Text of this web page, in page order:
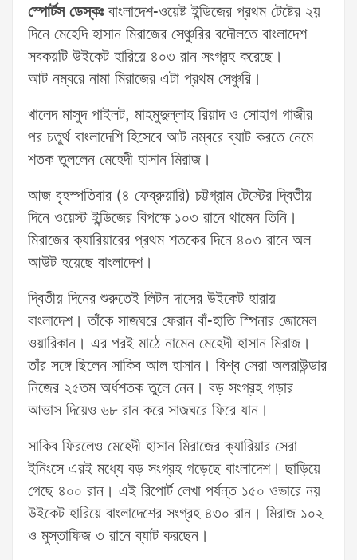
স্পোর্টস ডেস্কঃবাংলাদেশ-ওয়েষ্ট ইন্ডিজের প্রথম টেষ্টের ২য়
দিনে মেহেদি হাসান মিরাজের সেঞ্চুরির বদৌলতে বাংলাদেশ
সবকয়টি উইকেট হারিয়ে ৪০৩ রান সংগ্রহ করেছে।
আট নম্বরে নামা মিরাজের এটা প্রথম সেঞ্চুরি।
খালেদ মাসুদ পাইলট, মাহমুদুল্লাহ রিয়াদ ও সোহাগ গাজীর
পর চতুর্থ বাংলাদেশি হিসেবে আট নম্বরে ব্যাট করতে নেমে
শতক তুললেন মেহেদী হাসান মিরাজ।
আজ বৃহস্পতিবার (৪ ফেব্রুয়ারি) চট্টগ্রাম টেস্টের দ্বিতীয়
দিনে ওয়েস্ট ইন্ডিজের বিপক্ষে ১০৩ রানে থামেন তিনি।
মিরাজের ক্যারিয়ারের প্রথম শতকের দিনে ৪০৩ রানে অল
আউট হয়েছে বাংলাদেশ।
দ্বিতীয় দিনের শুরুতেই লিটন দাসের উইকেট হারায়
বাংলাদেশ। তাঁকে সাজঘরে ফেরান বাঁ-হাতি স্পিনার জোমেল
ওয়ারিকান। এর পরই মাঠে নামেন মেহেদী হাসান মিরাজ।
তাঁর সঙ্গে ছিলেন সাকিব আল হাসান। বিশ্ব সেরা অলরাউন্ডার
নিজের ২৫তম অর্ধশতক তুলে নেন। বড় সংগ্রহ গড়ার
আভাস দিয়েও ৬৮ রান করে সাজঘরে ফিরে যান।
সাকিব ফিরলেও মেহেদী হাসান মিরাজের ক্যারিয়ার সেরা
ইনিংসে এরই মধ্যে বড় সংগ্রহ গড়েছে বাংলাদেশ। ছাড়িয়ে
গেছে ৪০০ রান। এই রিপোর্ট লেখা পর্যন্ত ১৫০ ওভারে নয়
উইকেট হারিয়ে বাংলাদেশের সংগ্রহ ৪৩০ রান। মিরাজ ১০২
ও মুস্তাফিজ ৩ রানে ব্যাট করছেন।